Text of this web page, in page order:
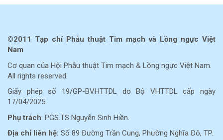
©2011 Tạp chí Phẫu thuật Tim mạch và Lồng ngực Việt
Nam
Cơ quan của Hội Phẫu thuật Tim mạch & Lồng ngực Việt Nam.
All rights reserved.
Giấy phép số 19/GP-BVHTTDL do Bộ VHTTDL cấp ngày
17/04/2025.
Phụ trách: PGS.TS Nguyễn Sinh Hiền.
Địa chỉ liên hệ: Số 89 Đường Trần Cung, Phường Nghĩa Đô, TP.